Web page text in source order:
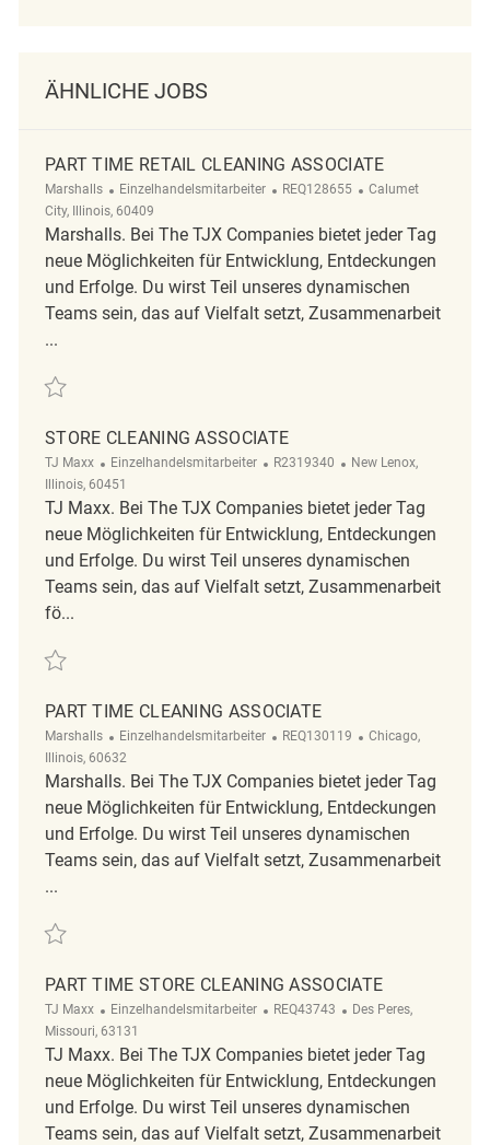
ÄHNLICHE JOBS
PART TIME RETAIL CLEANING ASSOCIATE
Marshalls Kategorie
Einzelhandelsmitarbeiter ReqId
REQ128655 Ort
Calumet
City, Illinois, 60409
Marshalls. Bei The TJX Companies bietet jeder Tag
neue Möglichkeiten für Entwicklung, Entdeckungen
und Erfolge. Du wirst Teil unseres dynamischen
Teams sein, das auf Vielfalt setzt, Zusammenarbeit
...
Retten Part Time Retail Cleaning Associate REQ128655
STORE CLEANING ASSOCIATE
TJ Maxx Kategorie
Einzelhandelsmitarbeiter ReqId
R2319340 Ort
New Lenox,
Illinois, 60451
TJ Maxx. Bei The TJX Companies bietet jeder Tag
neue Möglichkeiten für Entwicklung, Entdeckungen
und Erfolge. Du wirst Teil unseres dynamischen
Teams sein, das auf Vielfalt setzt, Zusammenarbeit
fö...
Retten Store Cleaning Associate R2319340
PART TIME CLEANING ASSOCIATE
Marshalls Kategorie
Einzelhandelsmitarbeiter ReqId
REQ130119 Ort
Chicago,
Illinois, 60632
Marshalls. Bei The TJX Companies bietet jeder Tag
neue Möglichkeiten für Entwicklung, Entdeckungen
und Erfolge. Du wirst Teil unseres dynamischen
Teams sein, das auf Vielfalt setzt, Zusammenarbeit
...
Retten Part time cleaning associate REQ130119
PART TIME STORE CLEANING ASSOCIATE
TJ Maxx Kategorie
Einzelhandelsmitarbeiter ReqId
REQ43743 Ort
Des Peres,
Missouri, 63131
TJ Maxx. Bei The TJX Companies bietet jeder Tag
neue Möglichkeiten für Entwicklung, Entdeckungen
und Erfolge. Du wirst Teil unseres dynamischen
Teams sein, das auf Vielfalt setzt, Zusammenarbeit